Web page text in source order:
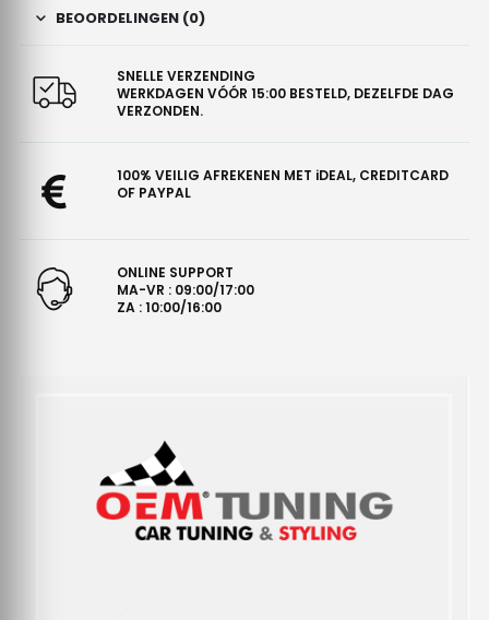
BEOORDELINGEN (0)
SNELLE VERZENDING
WERKDAGEN VÓÓR 15:00 BESTELD, DEZELFDE DAG
VERZONDEN.
100% VEILIG AFREKENEN MET iDEAL, CREDITCARD
OF PAYPAL
ONLINE SUPPORT
MA-VR : 09:00/17:00
ZA : 10:00/16:00